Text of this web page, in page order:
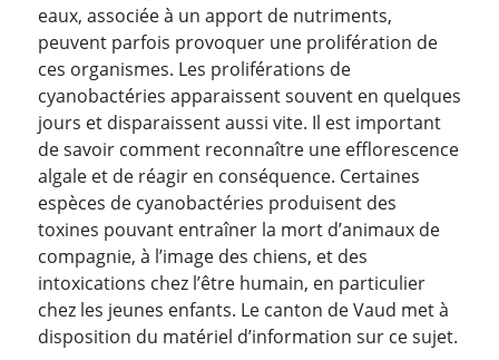
eaux, associée à un apport de nutriments,
peuvent parfois provoquer une prolifération de
ces organismes. Les proliférations de
cyanobactéries apparaissent souvent en quelques
jours et disparaissent aussi vite. Il est important
de savoir comment reconnaître une efflorescence
algale et de réagir en conséquence. Certaines
espèces de cyanobactéries produisent des
toxines pouvant entraîner la mort d’animaux de
compagnie, à l’image des chiens, et des
intoxications chez l’être humain, en particulier
chez les jeunes enfants. Le canton de Vaud met à
disposition du matériel d’information sur ce sujet.